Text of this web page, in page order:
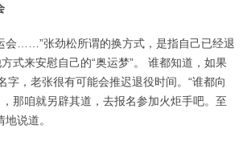
……”张劲松所谓的换方式，是指自己已经退
式来安慰自己的“奥运梦”。 谁都知道，如果
，老张很有可能会推迟退役时间。“谁都向
那咱就另辟其道，去报名参加火炬手吧。至
说道。